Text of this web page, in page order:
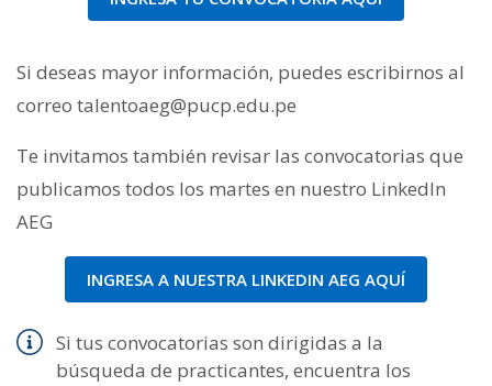
Si deseas mayor información, puedes escribirnos al
correo talentoaeg@pucp.edu.pe
Te invitamos también revisar las convocatorias que
publicamos todos los martes en nuestro LinkedIn
AEG
INGRESA A NUESTRA LINKEDIN AEG AQUÍ
Si tus convocatorias son dirigidas a la
búsqueda de practicantes, encuentra los